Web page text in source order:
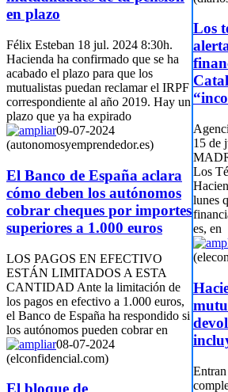
en plazo
Félix Esteban 18 jul. 2024 8:30h.
Hacienda ha confirmado que se ha
acabado el plazo para que los
mutualistas puedan reclamar el IRPF
correspondiente al año 2019. Hay un
plazo que ya ha expirado
09-07-2024
(autonomosyemprendedor.es)
El Banco de España aclara
cómo deben los autónomos
cobrar cheques por importes
superiores a 1.000 euros
LOS PAGOS EN EFECTIVO
ESTÁN LIMITADOS A ESTA
CANTIDAD Ante la limitación de
los pagos en efectivo a 1.000 euros,
el Banco de España ha respondido si
los autónomos pueden cobrar en
08-07-2024
(elconfidencial.com)
El bloque de
Los
15 de
Los
lunes
es, en